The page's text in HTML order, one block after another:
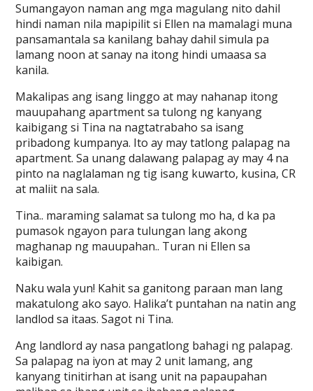
Sumangayon naman ang mga magulang nito dahil
hindi naman nila mapipilit si Ellen na mamalagi muna
pansamantala sa kanilang bahay dahil simula pa
lamang noon at sanay na itong hindi umaasa sa
kanila.
Makalipas ang isang linggo at may nahanap itong
mauupahang apartment sa tulong ng kanyang
kaibigang si Tina na nagtatrabaho sa isang
pribadong kumpanya. Ito ay may tatlong palapag na
apartment. Sa unang dalawang palapag ay may 4 na
pinto na naglalaman ng tig isang kuwarto, kusina, CR
at maliit na sala.
Tina.. maraming salamat sa tulong mo ha, d ka pa
pumasok ngayon para tulungan lang akong
maghanap ng mauupahan.. Turan ni Ellen sa
kaibigan.
Naku wala yun! Kahit sa ganitong paraan man lang
makatulong ako sayo. Halika’t puntahan na natin ang
landlod sa itaas. Sagot ni Tina.
Ang landlord ay nasa pangatlong bahagi ng palapag.
Sa palapag na iyon at may 2 unit lamang, ang
kanyang tinitirhan at isang unit na papaupahan